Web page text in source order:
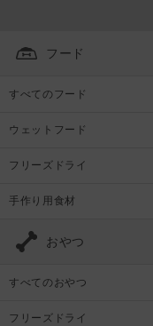
フード
すべてのフード
ウェットフード
フリーズドライ
手作り用食材
おやつ
すべてのおやつ
フリーズドライ